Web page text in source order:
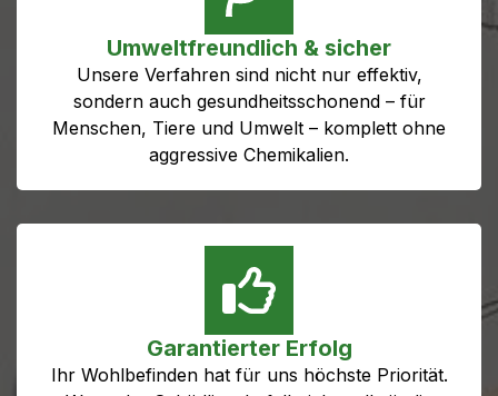
Umweltfreundlich & sicher
Unsere Verfahren sind nicht nur effektiv,
sondern auch gesundheitsschonend – für
Menschen, Tiere und Umwelt – komplett ohne
aggressive Chemikalien.
Garantierter Erfolg
Ihr Wohlbefinden hat für uns höchste Priorität.